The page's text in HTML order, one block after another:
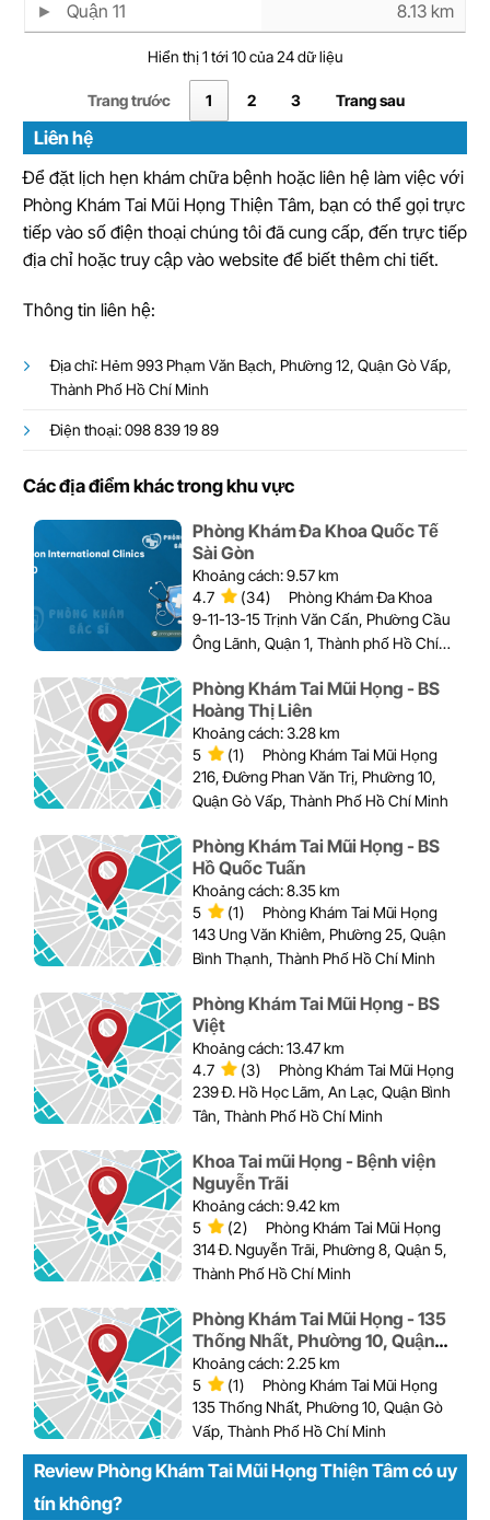
Quận 11 8.13 km
Hiển thị 1 tới 10 của 24 dữ liệu
Trang trước 1 2 3 Trang sau
Liên hệ
Để đặt lịch hẹn khám chữa bệnh hoặc liên hệ làm việc với
Phòng Khám Tai Mũi Họng Thiện Tâm, bạn có thể gọi trực
tiếp vào số điện thoại chúng tôi đã cung cấp, đến trực tiếp
địa chỉ hoặc truy cập vào website để biết thêm chi tiết.
Thông tin liên hệ:
Địa chỉ: Hẻm 993 Phạm Văn Bạch, Phường 12, Quận Gò Vấp,
Thành Phố Hồ Chí Minh
Điện thoại: 098 839 19 89
Các địa điểm khác trong khu vực
Phòng Khám Đa Khoa Quốc Tế
Sài Gòn
Khoảng cách: 9.57 km
4.7
(34)
Phòng Khám Đa Khoa
9-11-13-15 Trịnh Văn Cấn, Phường Cầu
Ông Lãnh, Quận 1, Thành phố Hồ Chí
Phòng Khám Tai Mũi Họng - BS
Hoàng Thị Liên
Khoảng cách: 3.28 km
5
(1)
Phòng Khám Tai Mũi Họng
216, Đường Phan Văn Trị, Phường 10,
Quận Gò Vấp, Thành Phố Hồ Chí Minh
Phòng Khám Tai Mũi Họng - BS
Hồ Quốc Tuấn
Khoảng cách: 8.35 km
5
(1)
Phòng Khám Tai Mũi Họng
143 Ung Văn Khiêm, Phường 25, Quận
Bình Thạnh, Thành Phố Hồ Chí Minh
Phòng Khám Tai Mũi Họng - BS
Việt
Khoảng cách: 13.47 km
4.7
(3)
Phòng Khám Tai Mũi Họng
239 Đ. Hồ Học Lãm, An Lạc, Quận Bình
Tân, Thành Phố Hồ Chí Minh
Khoa Tai mũi Họng - Bệnh viện
Nguyễn Trãi
Khoảng cách: 9.42 km
5
(2)
Phòng Khám Tai Mũi Họng
314 Đ. Nguyễn Trãi, Phường 8, Quận 5,
Thành Phố Hồ Chí Minh
Phòng Khám Tai Mũi Họng - 135
Thống Nhất, Phường 10, Quận
Gò Vấp
Khoảng cách: 2.25 km
5
(1)
Phòng Khám Tai Mũi Họng
135 Thống Nhất, Phường 10, Quận Gò
Vấp, Thành Phố Hồ Chí Minh
Review Phòng Khám Tai Mũi Họng Thiện Tâm có uy
tín không?